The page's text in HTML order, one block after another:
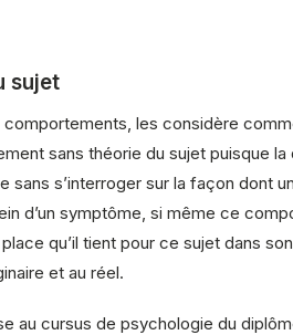
sujet
les considère
sans théorie du sujet puisque la
sans s’interroger sur la façon dont
d’un symptôme, si même ce
qu’il tient pour ce sujet dans
et au réel.
au cursus de psychologie du